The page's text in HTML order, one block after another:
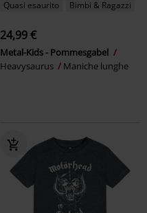
Quasi esaurito Bimbi & Ragazzi
24,99 €
Metal-Kids - Pommesgabel
Heavysaurus
Maniche lunghe